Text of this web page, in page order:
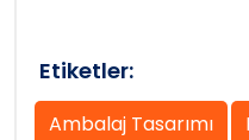
Etiketler:
Ambalaj Tasarımı